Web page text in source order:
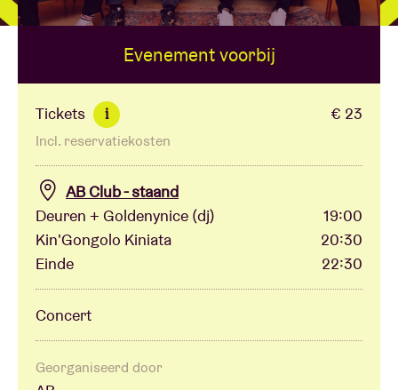
BRDCST
ABtv
Concertcheque
Over AB
Contact
Evenement voorbij
Tickets i € 23
Incl. reservatiekosten
AB Club - staand
Deuren + Goldenynice (dj)
19:00
Kin'Gongolo Kiniata
20:30
Einde
22:30
Concert
Georganiseerd door